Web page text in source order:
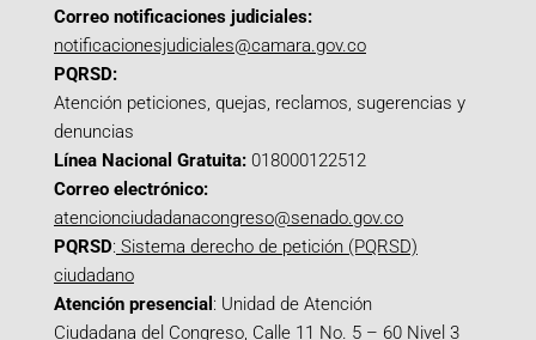
Correo notificaciones judiciales:
notificacionesjudiciales@camara.gov.co
PQRSD:
Atención peticiones, quejas, reclamos, sugerencias y
denuncias
Línea Nacional Gratuita: 018000122512
Correo electrónico:
atencionciudadanacongreso@senado.gov.co
PQRSD: Sistema derecho de petición (PQRSD)
ciudadano
Atención presencial : Unidad de Atención
Ciudadana del Congreso, Calle 11 No. 5 – 60 Nivel 3